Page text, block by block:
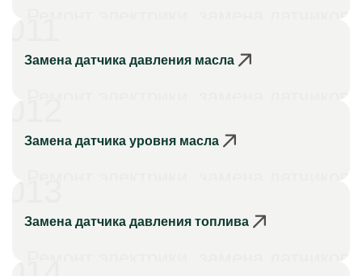
Замена датчика давления масла
Замена датчика уровня масла
Замена датчика давления топлива